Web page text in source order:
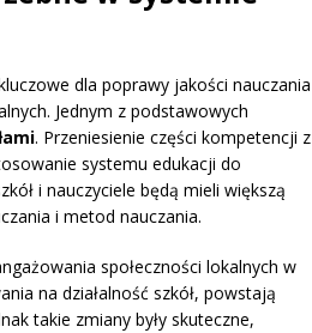
dla poprawy jakości nauczania
Jednym z podstawowych
. Przeniesienie części kompetencji z
systemu edukacji do
i nauczyciele będą mieli większą
i metod nauczania.
społeczności lokalnych w
na działalność szkół, powstają
takie zmiany były skuteczne,